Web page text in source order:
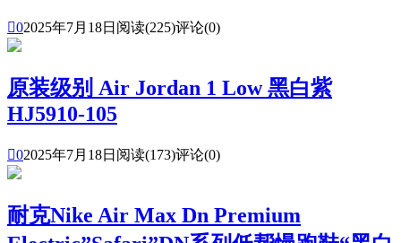
02025年7月18日 阅读(225)评论(0)
原装级别 Air Jordan 1 Low 黑白紫
HJ5910-105
02025年7月18日 阅读(173)评论(0)
耐克Nike Air Max Dn Premium